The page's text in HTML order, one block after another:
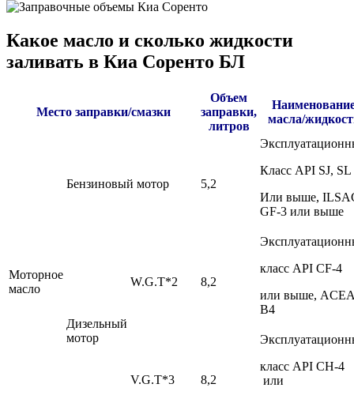
Какое масло и сколько жидкости
заливать в Киа Соренто БЛ
Место заправки/смазки
Объем
заправки,
литров
масла/
Моторное
масло
Бензиновый мотор 5,2
Класс API SJ, SL
Или выше,
GF-3 или выше
Дизельный
мотор
W.G.T*2 8,2
класс API CF-4
или выше, ACEA
B4
V.G.T*3 8,2
класс API CH-4
или